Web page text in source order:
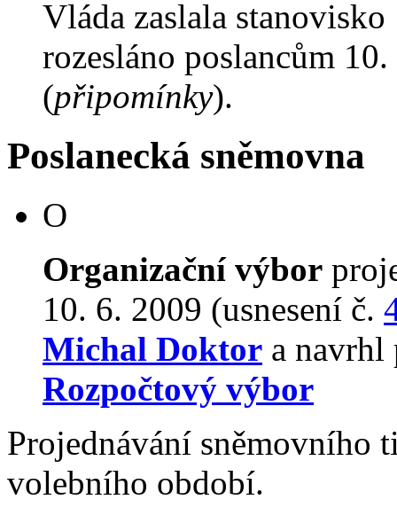
Vláda zaslala
rozesláno poslancům
(připomínky).
Poslanecká sněmovna
O
Organizační výbor
10. 6. 2009 (usnesení č.
Michal Doktor a navrhl
Rozpočtový výbor
Projednávání sněmovního
volebního období.